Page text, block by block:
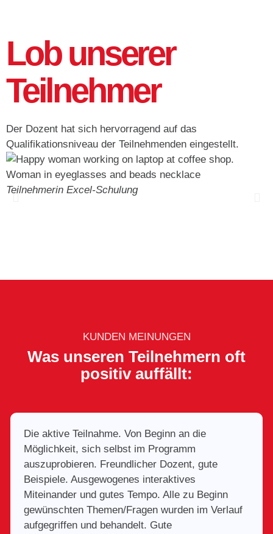
Lob unserer
Teilnehmer
Der Dozent hat sich hervorragend auf das
Qualifikationsniveau der Teilnehmenden eingestellt.
Teilnehmerin Excel-Schulung
KUNDEN MEINUNGEN
Was unseren Teilnehmern oft
positiv auffällt:
Die aktive Teilnahme. Von Beginn an die
Möglichkeit, sich selbst im Programm
auszuprobieren. Freundlicher Dozent, gute
Beispiele. Ausgewogenes interaktives
Miteinander und gutes Tempo. Alle zu Beginn
gewünschten Themen/Fragen wurden im Verlauf
aufgegriffen und behandelt. Gute